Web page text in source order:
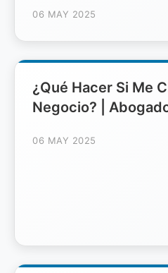
06 MAY 2025
¿Qué Hacer Si Me
Negocio? |
06 MAY 2025